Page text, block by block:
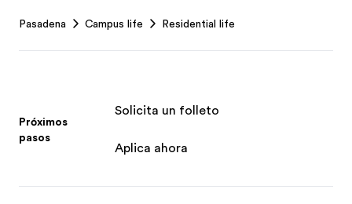
Pasadena Campus life Residential life
Próximos
pasos
Solicita un folleto
Aplica ahora